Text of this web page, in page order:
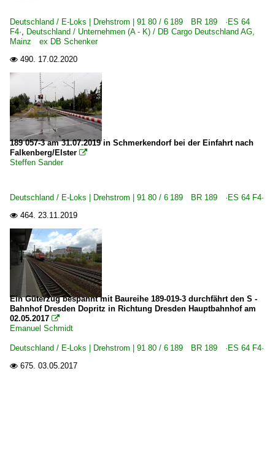
Deutschland / E-Loks | Drehstrom | 91 80 / 6 189 BR 189 ·ES 64
F4·, Deutschland / Unternehmen (A - K) / DB Cargo Deutschland AG,
Mainz ex DB Schenker
 490. 17.02.2020
189 057-3 am 31.07.2019 in Schmerkendorf bei der Einfahrt nach
Falkenberg/Elster 
Steffen Sander
Deutschland / E-Loks | Drehstrom | 91 80 / 6 189 BR 189 ·ES 64 F4·
 464. 23.11.2019
Ein Güterzug bespannt mit Baureihe 189-019-3 durchfährt den S -
Bahnhof Dresden Dopritz in Richtung Dresden Hauptbahnhof am
02.05.2017 
Emanuel Schmidt
Deutschland / E-Loks | Drehstrom | 91 80 / 6 189 BR 189 ·ES 64 F4·
 675. 03.05.2017